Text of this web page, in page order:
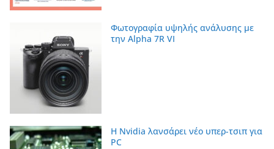
Φωτογραφία υψηλής ανάλυσης με
την Alpha 7R VI
Η Nvidia λανσάρει νέο υπερ-τσιπ για
PC